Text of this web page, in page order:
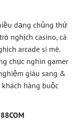
dạng chủng thứ
nghịch casino, cá
arcade si mê.
chục nghìn gamer
giàu sang &
hàng buộc